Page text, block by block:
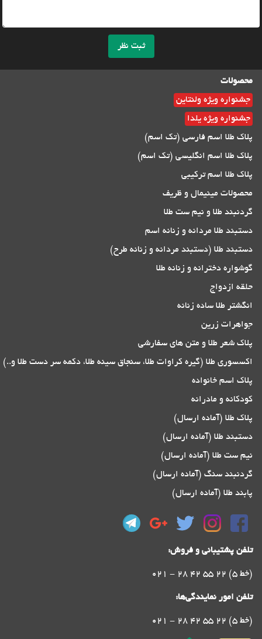
ثبت نظر
محصولات
جشنواره ویژه ولنتاین
جشنواره ویژه یلدا
پلاک طلا اسم فارسی (تک اسم)
پلاک طلا اسم انگلیسی (تک اسم)
پلاک طلا اسم ترکیبی
محصولات مینیمال و ظریف
گردنبند طلا و نیم ست طلا
دستبند طلا مردانه و زنانه اسم
دستبند طلا (دستبند مردانه و زنانه طرح)
گوشواره دخترانه و زنانه طلا
حلقه ازدواج
انگشتر طلا ساده زنانه
جواهرات زرین
پلاک شعر طلا و متن های سفارشی
اکسسوری طلا (گیره کراوات طلا، سنجاق سینه طلا، دکمه سر دست طلا و..)
پلاک اسم خانواده
کودکانه و مادرانه
پلاک طلا (آماده ارسال)
دستبند طلا (آماده ارسال)
نیم ست طلا (آماده ارسال)
گردنبند سنگ (آماده ارسال)
پابند طلا (آماده ارسال)
تلفن پشتیبانی و فروش:
021 - 28 42 55 22 (5 خط)
تلفن امور نمایندگی‌ها:
021 - 28 42 55 22 (5 خط)